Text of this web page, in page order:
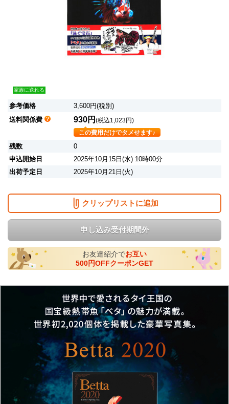
家族に送れる
参考価格
3,600円(税別)
送料関係費
930円 (税込1,023円)
この費用だけでタメせます♪
残数
0
申込開始日
2025年10月15日(水) 10時00分
出荷予定日
2025年10月21日(火)
クリップリストに追加
申し込み受付期間外
お友達紹介でお互い
500円OFFクーポンGET